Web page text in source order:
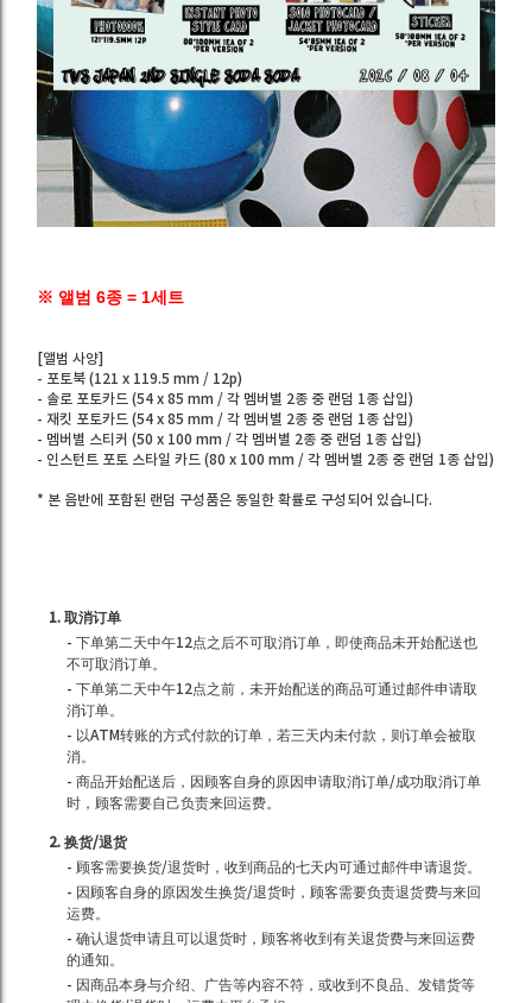
※ 앨범 6종 = 1세트
[앨범 사양]
- 포토북 (121 x 119.5 mm / 12p)
- 솔로 포토카드 (54 x 85 mm / 각 멤버별 2종 중 랜덤 1종 삽입)
- 재킷 포토카드 (54 x 85 mm / 각 멤버별 2종 중 랜덤 1종 삽입)
- 멤버별 스티커 (50 x 100 mm / 각 멤버별 2종 중 랜덤 1종 삽입)
- 인스턴트 포토 스타일 카드 (80 x 100 mm / 각 멤버별 2종 중 랜덤 1종 삽입)
* 본 음반에 포함된 랜덤 구성품은 동일한 확률로 구성되어 있습니다.
1. 取消订单
- 下单第二天中午12点之后不可取消订单，即使商品未开始配送也
不可取消订单。
- 下单第二天中午12点之前，未开始配送的商品可通过邮件申请取
消订单。
- 以ATM转账的方式付款的订单，若三天内未付款，则订单会被取
消。
- 商品开始配送后，因顾客自身的原因申请取消订单/成功取消订单
时，顾客需要自己负责来回运费。
2. 换货/退货
- 顾客需要换货/退货时，收到商品的七天内可通过邮件申请退货。
- 因顾客自身的原因发生换货/退货时，顾客需要负责退货费与来回
运费。
- 确认退货申请且可以退货时，顾客将收到有关退货费与来回运费
的通知。
- 因商品本身与介绍、广告等内容不符，或收到不良品、发错货等